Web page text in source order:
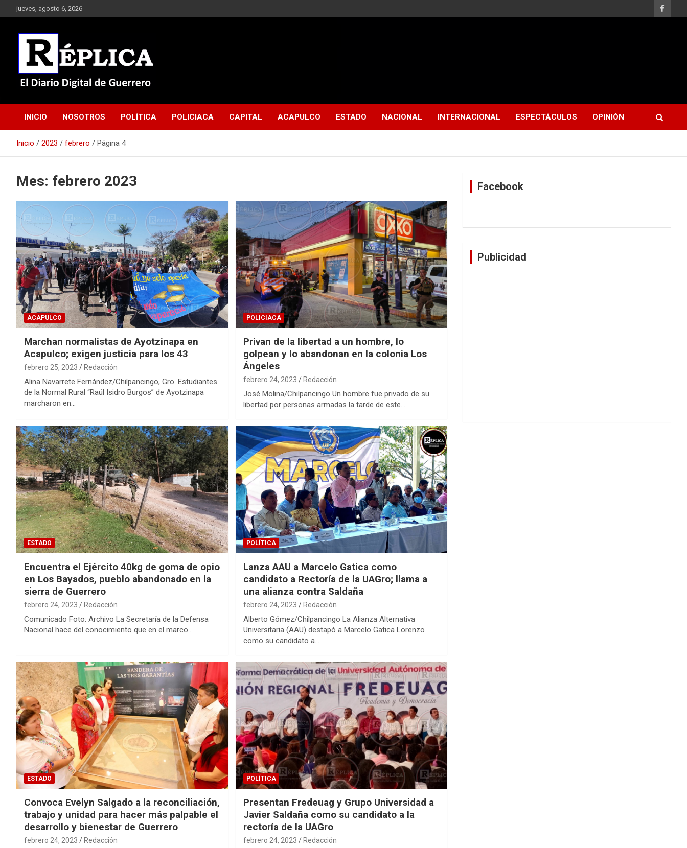
Saltar
al
jueves, agosto 6, 2026
Réplica
INICIO NOSOTROS POLÍTICA POLICIACA CAPITAL ACAPULCO ESTADO NACIONAL INTERNACIONAL ESPECTÁCULOS OPINIÓN
Inicio 2023 febrero Página 4
Mes: febrero 2023
ACAPULCO
Marchan normalistas de Ayotzinapa en
Acapulco; exigen justicia para los 43
febrero 25, 2023 Redacción
Alina Navarrete Fernández/Chilpancingo, Gro. Estudiantes
de la Normal Rural “Raúl Isidro Burgos” de Ayotzinapa
marcharon en…
POLICIACA
Privan de la libertad a un hombre, lo
golpean y lo abandonan en la colonia Los
Ángeles
febrero 24, 2023 Redacción
José Molina/Chilpancingo Un hombre fue privado de su
libertad por personas armadas la tarde de este…
ESTADO
Encuentra el Ejército 40kg de goma de opio
en Los Bayados, pueblo abandonado en la
sierra de Guerrero
febrero 24, 2023 Redacción
Comunicado Foto: Archivo La Secretaría de la Defensa
Nacional hace del conocimiento que en el marco…
POLÍTICA
Lanza AAU a Marcelo Gatica como
candidato a Rectoría de la UAGro; llama a
una alianza contra Saldaña
febrero 24, 2023 Redacción
Alberto Gómez/Chilpancingo La Alianza Alternativa
Universitaria (AAU) destapó a Marcelo Gatica Lorenzo
como su candidato a…
ESTADO
Convoca Evelyn Salgado a la reconciliación,
trabajo y unidad para hacer más palpable el
desarrollo y bienestar de Guerrero
febrero 24, 2023 Redacción
POLÍTICA
Presentan Fredeuag y Grupo Universidad a
Javier Saldaña como su candidato a la
rectoría de la UAGro
febrero 24, 2023 Redacción
Facebook
Publicidad